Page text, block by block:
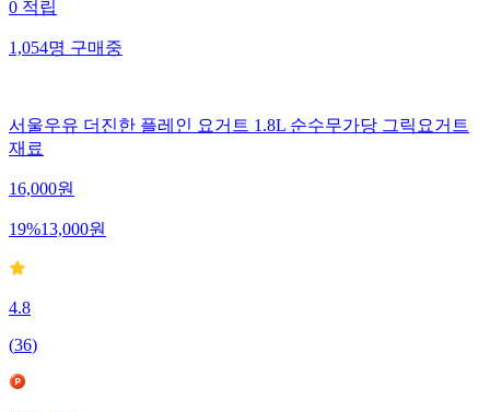
0적립
1,054명구매중
서울우유 더진한 플레인 요거트 1.8L 순수무가당 그릭요거트
재료
16,000원
19%13,000원
4.8
(36)